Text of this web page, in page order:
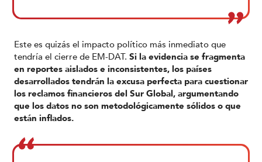
Este es quizás el impacto político más inmediato que
tendría el cierre de EM-DAT. Si la evidencia se fragmenta
en reportes aislados e inconsistentes, los países
desarrollados tendrán la excusa perfecta para cuestionar
los reclamos financieros del Sur Global, argumentando
que los datos no son metodológicamente sólidos o que
están inflados.